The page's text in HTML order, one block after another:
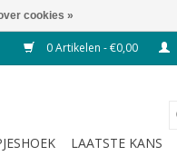
0 Artikelen - €0,00
LAATSTE KANS
cookies »